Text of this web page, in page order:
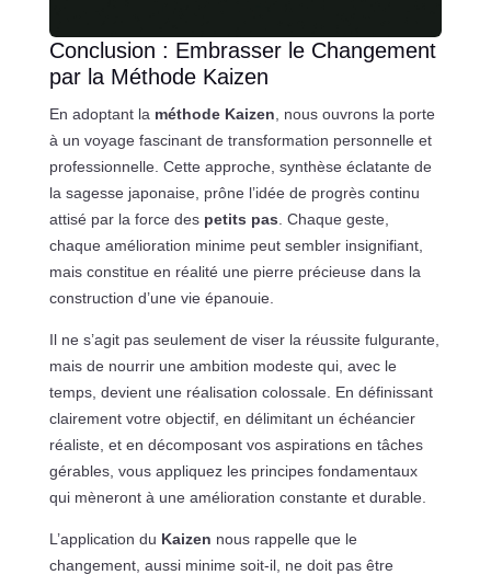
Conclusion : Embrasser le Changement
par la Méthode Kaizen
En adoptant la méthode Kaizen , nous ouvrons la porte
à un voyage fascinant de transformation personnelle et
professionnelle. Cette approche, synthèse éclatante de
la sagesse japonaise, prône l’idée de progrès continu
attisé par la force des petits pas . Chaque geste,
chaque amélioration minime peut sembler insignifiant,
mais constitue en réalité une pierre précieuse dans la
construction d’une vie épanouie.
Il ne s’agit pas seulement de viser la réussite fulgurante,
mais de nourrir une ambition modeste qui, avec le
temps, devient une réalisation colossale. En définissant
clairement votre objectif, en délimitant un échéancier
réaliste, et en décomposant vos aspirations en tâches
gérables, vous appliquez les principes fondamentaux
qui mèneront à une amélioration constante et durable.
L’application du Kaizen nous rappelle que le
changement, aussi minime soit-il, ne doit pas être